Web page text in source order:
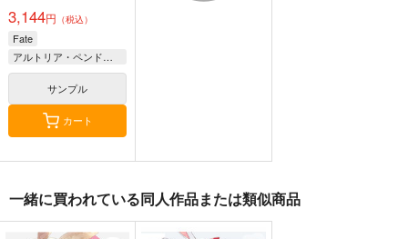
3,144円 （税込）
Fate
アルトリア・ペンドラゴン
マシュ・キリエライト
サンプル
カート
一緒に買われている同人作品または類似商品